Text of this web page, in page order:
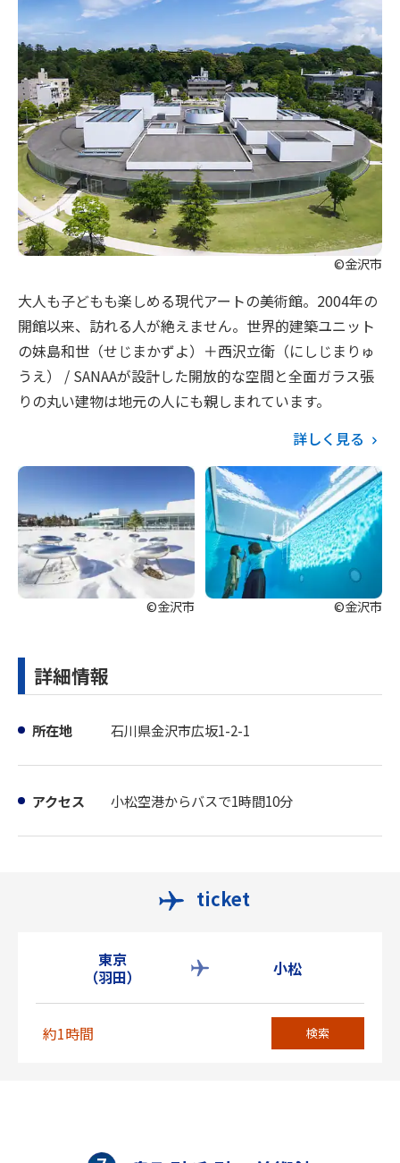
©金沢市
大人も子どもも楽しめる現代アートの美術館。2004年の
開館以来、訪れる人が絶えません。世界的建築ユニット
の妹島和世（せじまかずよ）＋西沢立衛（にしじまりゅ
うえ） / SANAAが設計した開放的な空間と全面ガラス張
りの丸い建物は地元の人にも親しまれています。
詳しく見る
©金沢市 ©金沢市
詳細情報
所在地 石川県金沢市広坂1-2-1
アクセス 小松空港からバスで1時間10分
ticket
東京
（羽田）
小松
約1時間 検索